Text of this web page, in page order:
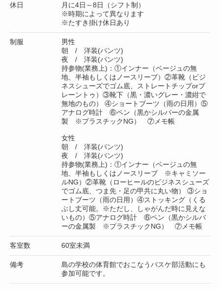
休日
月に4日～8日（シフト制）
※時期によって異なります
※たすき掛け休日あり
制服
男性
朝 / 洋装(パンツ)
夜 / 洋装(パンツ)
持参物(業務上)：①インナー（ベージュの無
地、半袖もしくはノースリーブ）②革靴（ビジ
ネスシューズでゴム底、ストレートチップorプ
レーントゥ）③靴下（黒・濃いグレー・濃紺で
無地のもの） ④ショートブーツ（雨の日用）⑤
アナログ時計 ⑥ペン（黒かシルバーの金属
製 ※プラスチックNG） ⑦メモ帳
女性
朝 / 洋装(パンツ)
夜 / 洋装(パンツ)
持参物(業務上)：①インナー（ベージュの無
地、半袖もしくはノースリーブ ※キャミソー
ルNG）②革靴（ローヒールのビジネスシューズ
でゴム底、つま先・足の甲共に丸い物） ③ショ
ートブーツ（雨の日用）④ストッキング（くる
ぶし丈可能。※ただし、しゃがんだ時に見えな
いもの）⑤アナログ時計 ⑥ペン（黒かシルバ
ーの金属製 ※プラスチックNG） ⑦メモ帳
客室数 60室未満
備考
島の学校の体育館でおこなうバスケ部活動にも
参加可能です。